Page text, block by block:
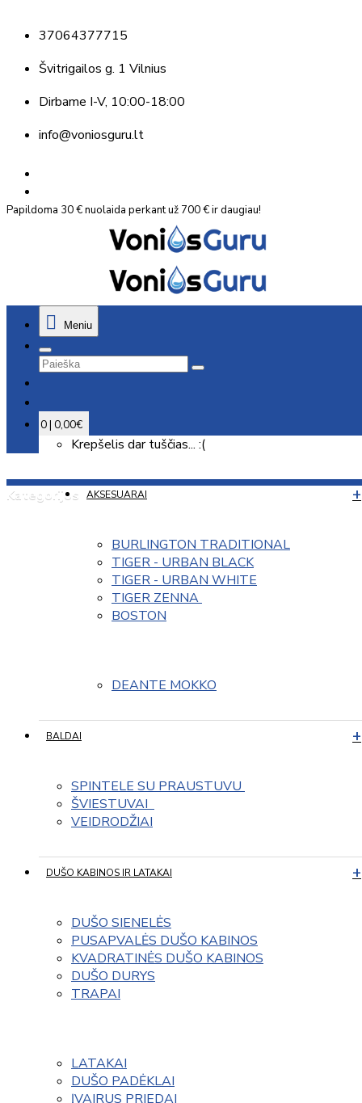
37064377715
Švitrigailos g. 1 Vilnius
Dirbame I-V, 10:00-18:00
info@voniosguru.lt
Papildoma 30 € nuolaida perkant už 700 € ir daugiau!
Meniu
0 | 0,00€
Krepšelis dar tuščias... :(
Kategorijos AKSESUARAI
BURLINGTON TRADITIONAL
TIGER - URBAN BLACK
TIGER - URBAN WHITE
TIGER ZENNA
BOSTON
DEANTE MOKKO
BALDAI
SPINTELE SU PRAUSTUVU
ŠVIESTUVAI
VEIDRODŽIAI
DUŠO KABINOS IR LATAKAI
DUŠO SIENELĖS
PUSAPVALĖS DUŠO KABINOS
KVADRATINĖS DUŠO KABINOS
DUŠO DURYS
TRAPAI
LATAKAI
DUŠO PADĖKLAI
ĮVAIRUS PRIEDAI